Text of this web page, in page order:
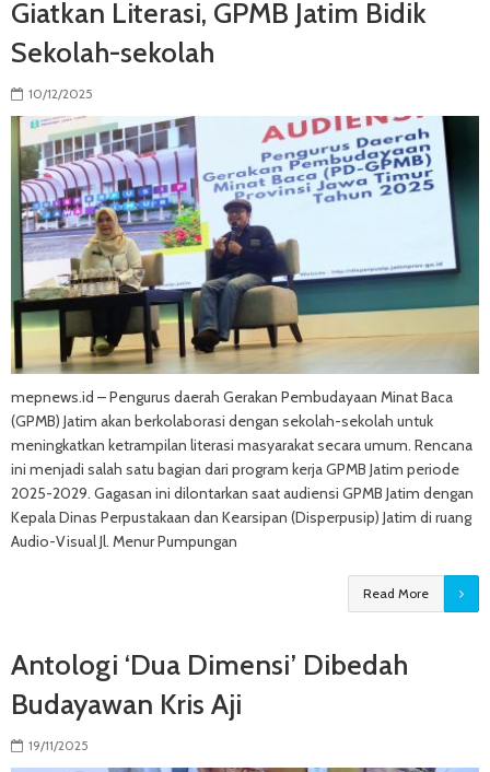
Giatkan Literasi, GPMB Jatim Bidik
Sekolah-sekolah
10/12/2025
mepnews.id – Pengurus daerah Gerakan Pembudayaan Minat Baca
(GPMB) Jatim akan berkolaborasi dengan sekolah-sekolah untuk
meningkatkan ketrampilan literasi masyarakat secara umum. Rencana
ini menjadi salah satu bagian dari program kerja GPMB Jatim periode
2025-2029. Gagasan ini dilontarkan saat audiensi GPMB Jatim dengan
Kepala Dinas Perpustakaan dan Kearsipan (Disperpusip) Jatim di ruang
Audio-Visual Jl. Menur Pumpungan
Read More
Antologi ‘Dua Dimensi’ Dibedah
Budayawan Kris Aji
19/11/2025